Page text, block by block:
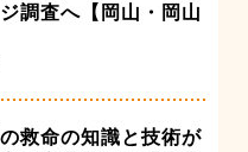
調査へ【岡山・岡山
救命の知識と技術が